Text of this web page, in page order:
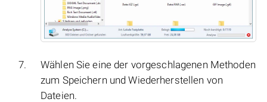
Wählen Sie eine der vorgeschlagenen Methoden
zum Speichern und Wiederherstellen von
Dateien.